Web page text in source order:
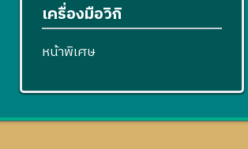
เครื่องมือวิกิ
หน้าพิเศษ